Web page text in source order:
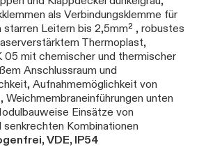
als Verbindungsklemme für
starren Leitern bis 2,5mm² , robustes
Thermoplast,
05 mit chemischer und thermischer
Anschlussraum und
Aufnahmemöglichkeit von
unten
Einsätze von
Kombinationen
VDE, IP54